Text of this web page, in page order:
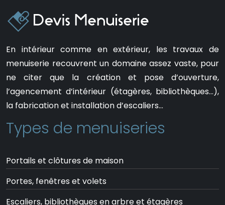
En intérieur comme en extérieur, les travaux de
menuiserie recouvrent un domaine assez vaste, pour
ne citer que la création et pose d’ouverture,
l’agencement d’intérieur (étagères, bibliothèques…),
la fabrication et installation d’escaliers…
Types de menuiseries
Portails et clôtures de maison
Portes, fenêtres et volets
Escaliers, bibliothèques en arbre et étagères